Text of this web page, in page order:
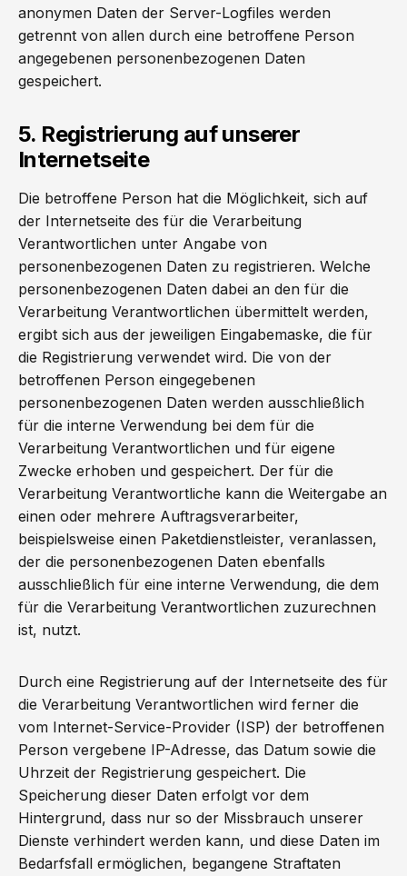
anonymen Daten der Server-Logfiles werden
getrennt von allen durch eine betroffene Person
angegebenen personenbezogenen Daten
gespeichert.
5. Registrierung auf unserer
Internetseite
Die betroffene Person hat die Möglichkeit, sich auf
der Internetseite des für die Verarbeitung
Verantwortlichen unter Angabe von
personenbezogenen Daten zu registrieren. Welche
personenbezogenen Daten dabei an den für die
Verarbeitung Verantwortlichen übermittelt werden,
ergibt sich aus der jeweiligen Eingabemaske, die für
die Registrierung verwendet wird. Die von der
betroffenen Person eingegebenen
personenbezogenen Daten werden ausschließlich
für die interne Verwendung bei dem für die
Verarbeitung Verantwortlichen und für eigene
Zwecke erhoben und gespeichert. Der für die
Verarbeitung Verantwortliche kann die Weitergabe an
einen oder mehrere Auftragsverarbeiter,
beispielsweise einen Paketdienstleister, veranlassen,
der die personenbezogenen Daten ebenfalls
ausschließlich für eine interne Verwendung, die dem
für die Verarbeitung Verantwortlichen zuzurechnen
ist, nutzt.
Durch eine Registrierung auf der Internetseite des für
die Verarbeitung Verantwortlichen wird ferner die
vom Internet-Service-Provider (ISP) der betroffenen
Person vergebene IP-Adresse, das Datum sowie die
Uhrzeit der Registrierung gespeichert. Die
Speicherung dieser Daten erfolgt vor dem
Hintergrund, dass nur so der Missbrauch unserer
Dienste verhindert werden kann, und diese Daten im
Bedarfsfall ermöglichen, begangene Straftaten